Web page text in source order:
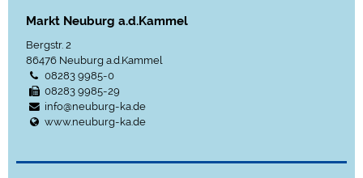
Markt Neuburg a.d.Kammel
Bergstr. 2
86476 Neuburg a.d.Kammel
08283 9985-0
08283 9985-29
info@neuburg-ka.de
www.neuburg-ka.de